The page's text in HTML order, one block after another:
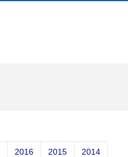
2016 2015 2014